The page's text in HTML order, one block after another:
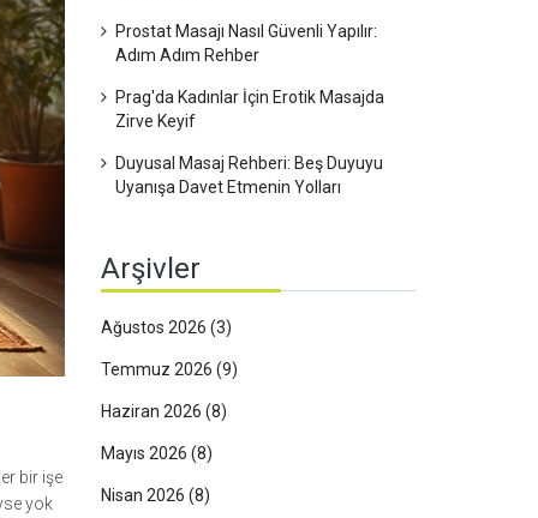
bir işe
yok
Prostat Masajı Nasıl Güvenli Yapılır:
Adım Adım Rehber
Prag'da Kadınlar İçin Erotik Masajda
Zirve Keyif
Duyusal Masaj Rehberi: Beş Duyuyu
Uyanışa Davet Etmenin Yolları
Arşivler
Ağustos 2026 (3)
Temmuz 2026 (9)
Haziran 2026 (8)
Mayıs 2026 (8)
Nisan 2026 (8)